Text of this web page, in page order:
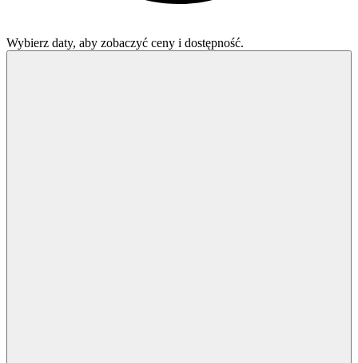
Wybierz daty, aby zobaczyć ceny i dostępność.